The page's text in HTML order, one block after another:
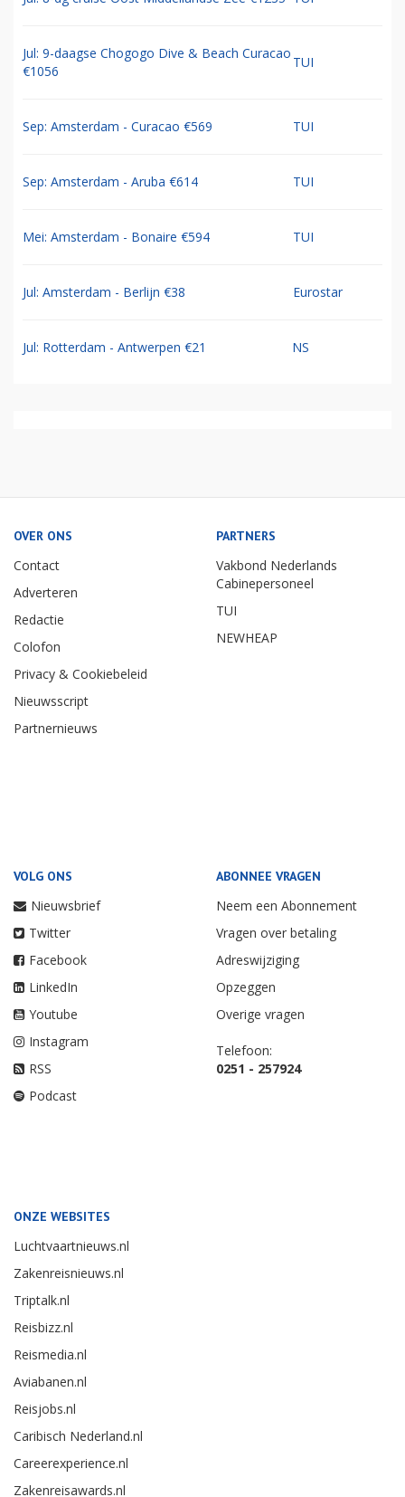
Jul: 9-daagse Chogogo Dive & Beach Curacao
€1056
TUI
Sep: Amsterdam - Curacao €569 TUI
Sep: Amsterdam - Aruba €614 TUI
Mei: Amsterdam - Bonaire €594 TUI
Jul: Amsterdam - Berlijn €38 Eurostar
Jul: Rotterdam - Antwerpen €21 NS
OVER ONS
Contact
Adverteren
Redactie
Colofon
Privacy & Cookiebeleid
Nieuwsscript
Partnernieuws
PARTNERS
Vakbond Nederlands
Cabinepersoneel
TUI
NEWHEAP
VOLG ONS
Nieuwsbrief
Twitter
Facebook
LinkedIn
Youtube
Instagram
RSS
Podcast
ABONNEE VRAGEN
Neem een Abonnement
Vragen over betaling
Adreswijziging
Opzeggen
Overige vragen
Telefoon:
0251 - 257924
ONZE WEBSITES
Luchtvaartnieuws.nl
Zakenreisnieuws.nl
Triptalk.nl
Reisbizz.nl
Reismedia.nl
Aviabanen.nl
Reisjobs.nl
Caribisch Nederland.nl
Careerexperience.nl
Zakenreisawards.nl